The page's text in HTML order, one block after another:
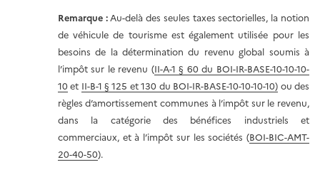
Remarque :Au-delà des seules taxes sectorielles, la notion
de véhicule de tourisme est également utilisée pour les
besoins de la détermination du revenu global soumis à
l’impôt sur le revenu (II-A-1 § 60 du BOI-IR-BASE-10-10-10-
10et II-B-1 § 125 et 130 du BOI-IR-BASE-10-10-10-10) ou des
règles d’amortissement communes à l’impôt sur le revenu,
dans la catégorie des bénéfices industriels et
commerciaux, et à l’impôt sur les sociétés (BOI-BIC-AMT-
20-40-50).